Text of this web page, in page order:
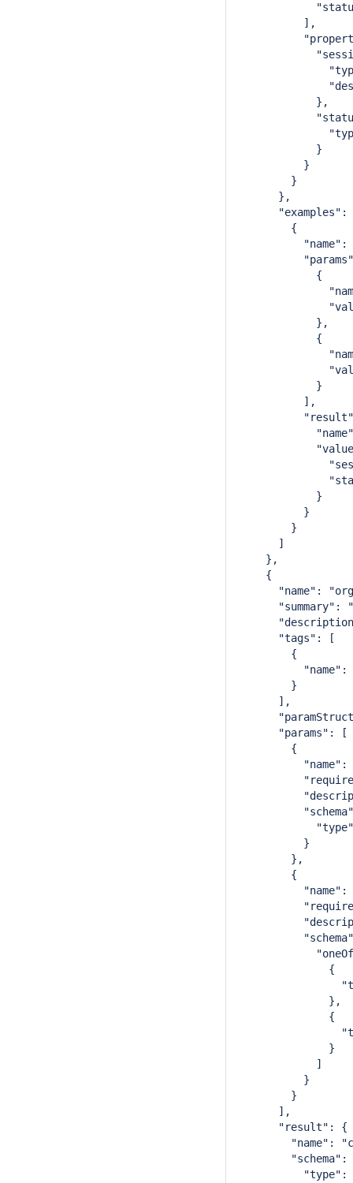
],
"type":
},
"type":
}
}
}
},
"examples":
{
"name":
{
"name":
"value":
},
{
"name":
"value":
}
],
"name":
"sessionId":
}
}
}
]
},
{
"name":
"summary":
"description":
"tags": [
{
"name":
}
],
"params": [
{
"name":
"description":
"type":
}
},
{
"name":
"description":
{
"type":
},
{
"type":
}
]
}
}
],
"result": {
"name":
"schema":
"type":